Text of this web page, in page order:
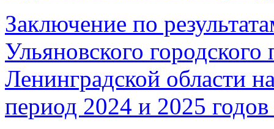
Заключение по
Ульяновского
Ленинградской области
период 2024 и 2025